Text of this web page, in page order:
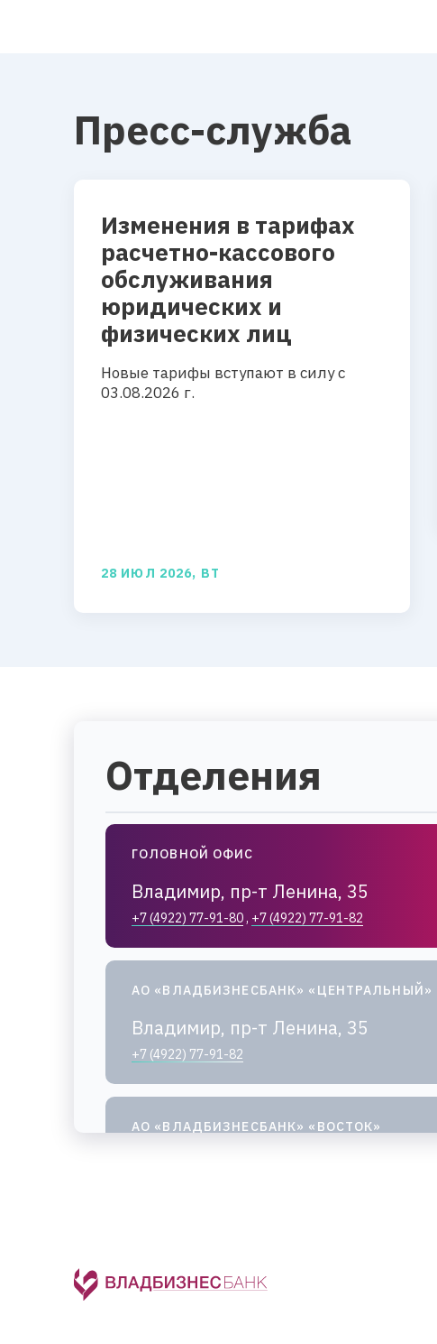
Пресс-служба
Изменения в тарифах
расчетно-кассового
обслуживания
юридических и
физических лиц
Новые тарифы вступают в силу с
03.08.2026 г.
28 ИЮЛ 2026, ВТ
Отделения
ГОЛОВНОЙ ОФИС
Владимир, пр-т Ленина, 35
+7 (4922) 77-91-80, +7 (4922) 77-91-82
АО «ВЛАДБИЗНЕСБАНК» «ЦЕНТРАЛЬНЫЙ»
Владимир, пр-т Ленина, 35
+7 (4922) 77-91-82
АО «ВЛАДБИЗНЕСБАНК» «ВОСТОК»